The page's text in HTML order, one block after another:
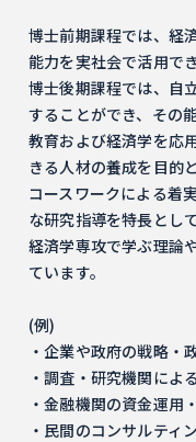
博士前期課程では、経
能力を実社会で活用で
博士後期課程では、自
することができ、その
教育および経済学を応
きる人材の養成を目的
コースワークによる着
な研究指導を特長とし
経済学専攻で学ぶ理論
ています。
(例)
・企業や政府の戦略・
・調査・研究機関によ
・金融機関の資金運用
・民間のコンサルテ